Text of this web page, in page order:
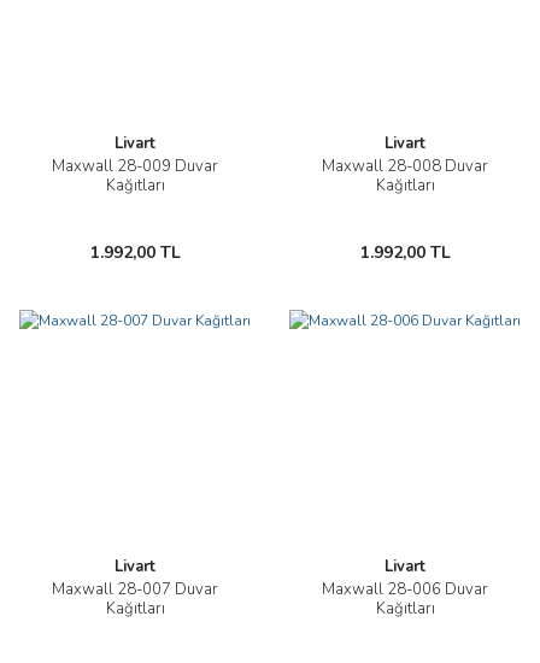
Livart
Maxwall 28-009 Duvar
Kağıtları
1.992,00 TL
Livart
Maxwall 28-008 Duvar
Kağıtları
1.992,00 TL
Livart
Maxwall 28-007 Duvar
Kağıtları
Livart
Maxwall 28-006 Duvar
Kağıtları